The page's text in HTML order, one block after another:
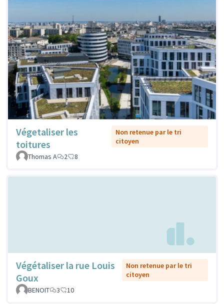
Végetaliser les
toitures
Non retenue par le tri
citoyen
Thomas A
2 8
Végétaliser la rue Louis
Goux
Non retenue par le tri
citoyen
BENOIT
3 10